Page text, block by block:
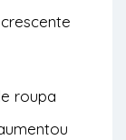
roupa